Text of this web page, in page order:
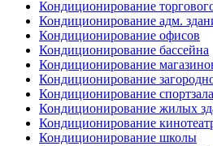
Кондиционирование
Кондиционирование адм.
Кондиционирование офисов
Кондиционирование бассейна
Кондиционирование
Кондиционирование
Кондиционирование спортзала
Кондиционирование жилых
Кондиционирование
Кондиционирование школы